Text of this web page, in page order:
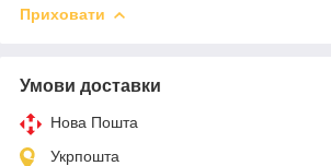
Приховати
Умови доставки
Нова Пошта
Укрпошта